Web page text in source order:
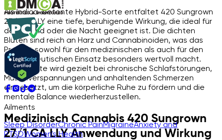
Als Indica-betonte Hybrid-Sorte entfaltet 420 Sungrown
27/1 CA LLY eine tiefe, beruhigende Wirkung, die ideal für
den Abend oder die Nacht geeignet ist. Die dichten
Blüten sind reich an Harz und Cannabinoiden, was das
Produkt sowohl für den medizinischen als auch für den
pharmazeutischen Einsatz besonders wertvoll macht.
Diese Sorte wird gezielt bei chronische Schlafstörungen,
Muskelverspannungen und anhaltenden Schmerzen
eingesetzt, um die körperliche Ruhe zu fördern und die
mentale Balance wiederherzustellen.
Medizinisch Cannabis 420 Sungrown
27/1 CA LLY Anwendung und Wirkung
Ailments
Sleep DisorderChronic PainMigraineAnxiety and
PTSDWomen's Health